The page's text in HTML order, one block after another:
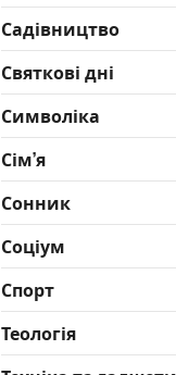
Садівництво
Святкові дні
Символіка
Сім’я
Сонник
Соціум
Спорт
Теологія